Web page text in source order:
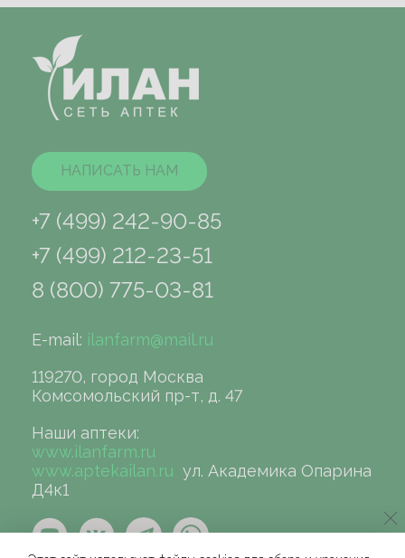
НАПИСАТЬ НАМ
+7 (499) 242-90-85
+7 (499) 212-23-51
8 (800) 775-03-81
E-mail: ilanfarm@mail.ru
119270, город Москва
Комсомольский пр-т, д. 47
Наши аптеки:
www.ilanfarm.ru
www.aptekailan.ru ул. Академика Опарина
Д4к1